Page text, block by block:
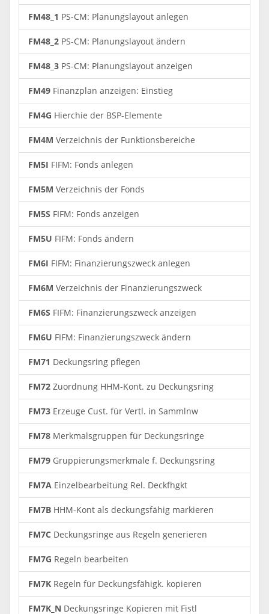
FM48_1 PS-CM: Planungslayout anlegen
FM48_2 PS-CM: Planungslayout ändern
FM48_3 PS-CM: Planungslayout anzeigen
FM49 Finanzplan anzeigen: Einstieg
FM4G Hierchie der BSP-Elemente
FM4M Verzeichnis der Funktionsbereiche
FM5I FIFM: Fonds anlegen
FM5M Verzeichnis der Fonds
FM5S FIFM: Fonds anzeigen
FM5U FIFM: Fonds ändern
FM6I FIFM: Finanzierungszweck anlegen
FM6M Verzeichnis der Finanzierungszweck
FM6S FIFM: Finanzierungszweck anzeigen
FM6U FIFM: Finanzierungszweck ändern
FM71 Deckungsring pflegen
FM72 Zuordnung HHM-Kont. zu Deckungsring
FM73 Erzeuge Cust. für Vertl. in Sammlnw
FM78 Merkmalsgruppen für Deckungsringe
FM79 Gruppierungsmerkmale f. Deckungsring
FM7A Einzelbearbeitung Rel. Deckfhgkt
FM7B HHM-Kont als deckungsfähig markieren
FM7C Deckungsringe aus Regeln generieren
FM7G Regeln bearbeiten
FM7K Regeln für Deckungsfähigk. kopieren
FM7K_N Deckungsringe Kopieren mit Fistl